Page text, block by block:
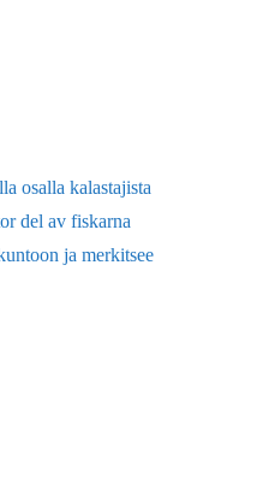
osalla kalastajista
del av fiskarna
ja merkitsee